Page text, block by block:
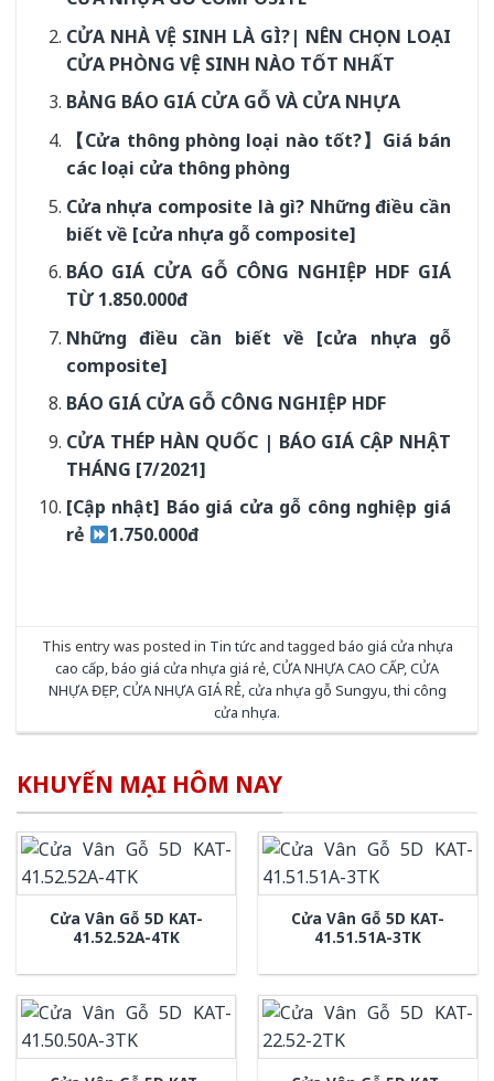
CỬA NHÀ VỆ SINH LÀ GÌ?| NÊN CHỌN LOẠI
CỬA PHÒNG VỆ SINH NÀO TỐT NHẤT
BẢNG BÁO GIÁ CỬA GỖ VÀ CỬA NHỰA
【Cửa thông phòng loại nào tốt?】Giá bán
các loại cửa thông phòng
Cửa nhựa composite là gì? Những điều cần
biết về [cửa nhựa gỗ composite]
BÁO GIÁ CỬA GỖ CÔNG NGHIỆP HDF GIÁ
TỪ 1.850.000đ
Những điều cần biết về [cửa nhựa gỗ
composite]
BÁO GIÁ CỬA GỖ CÔNG NGHIỆP HDF
CỬA THÉP HÀN QUỐC | BÁO GIÁ CẬP NHẬT
THÁNG [7/2021]
[Cập nhật] Báo giá cửa gỗ công nghiệp giá
rẻ
1.750.000đ
This entry was posted in Tin tứcand tagged báo giá cửa nhựa
cao cấp,báo giá cửa nhựa giá rẻ,CỬA NHỰA CAO CẤP,CỬA
NHỰA ĐẸP,CỬA NHỰA GIÁ RẺ,cửa nhựa gỗ Sungyu,thi công
cửa nhựa.
KHUYẾN MẠI HÔM NAY
Cửa Vân Gỗ 5D KAT-
41.52.52A-4TK
Cửa Vân Gỗ 5D KAT-
41.51.51A-3TK